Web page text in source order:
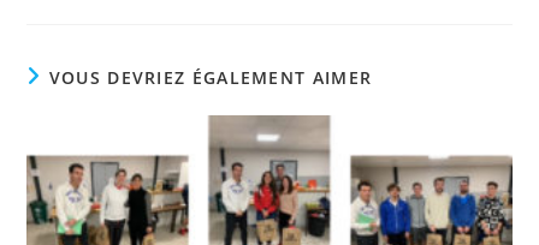
VOUS DEVRIEZ ÉGALEMENT AIMER